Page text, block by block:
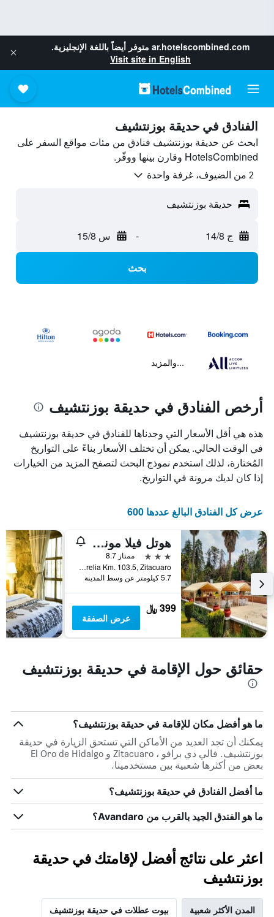
ar.hotelscombined.com متوفر أيضاً باللغة الإنجليزية.
Visit site in English
الفنادق في حديقة بوزنتشيف
ابحث عن حديقة بوزنتشيف فنادق من مئات مواقع السفر على
HotelsCombined وقارن بينها ووفّر.
2 من الضيوف، غرفة واحدة
حديقة بوزنتشيف
ج 14/8 - س 15/8
بحث
...والمزيد
أرخص الفنادق في حديقة بوزنتشيف
هذه هي أقل الأسعار التي وجدناها للفنادق في حديقة بوزنتشيف
في الوقت الحالي. يمكن أن تختلف الأسعار بناءً على التواريخ
المُختارة، لذلك استخدم نموذج البحث لتصفح المزيد من الخيارات
إذا كان لديك مرونة في التواريخ.
عرض كل الفنادق البالغ عددها 600
هوتل فيلا موناركا
3 نجوم
ممتاز 8.7
Carretera Federal 15 Zitacuaro Morelia Km. 103.5, Zitacuaro, ولاية ميتشواكان, المكسيك
5.7 كيلومتر عن وسط المدينة
399 ﷼
عرض الصفقة
حقائق حول الإقامة في حديقة بوزنتشيف
ما هو أفضل مكان للإقامة في حديقة بوزنتشيف؟
يمكنك أن تجد العديد من الأماكن التي تستحق الزيارة في حديقة
بوزنتشيف. فالي دي برافو ، Zitacuaro و El Oro de Hidalgo
بعض من أكثرها شعبية بين مستخدمينا.
ما أفضل الفنادق في حديقة بوزنتشيف؟
ما هو الفندق الجيد بالقرب من Avandaro؟
اعثر على نتائج أفضل لإقامتك في حديقة
بوزنتشيف
المدن الأكثر شعبية بيوت عطلات في حديقة بوزنتشيف